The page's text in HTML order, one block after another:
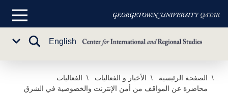
تخطي
القائمة
English
تبديل
الصفحة الرئيسية الأخبار و الفعاليات
الفعاليات
محاضرة عن المواقف من أمن الإنترنت والخصوصية في الشرق